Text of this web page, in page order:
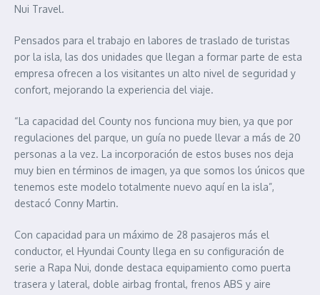
Nui Travel.
Pensados para el trabajo en labores de traslado de turistas
por la isla, las dos unidades que llegan a formar parte de esta
empresa ofrecen a los visitantes un alto nivel de seguridad y
confort, mejorando la experiencia del viaje.
“La capacidad del County nos funciona muy bien, ya que por
regulaciones del parque, un guía no puede llevar a más de 20
personas a la vez. La incorporación de estos buses nos deja
muy bien en términos de imagen, ya que somos los únicos que
tenemos este modelo totalmente nuevo aquí en la isla”,
destacó Conny Martin.
Con capacidad para un máximo de 28 pasajeros más el
conductor, el Hyundai County llega en su configuración de
serie a Rapa Nui, donde destaca equipamiento como puerta
trasera y lateral, doble airbag frontal, frenos ABS y aire